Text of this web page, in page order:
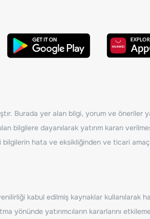
Burada yer alan bilgi, yorum ve öneriler
bilgilere dayanılarak yatırım kararı
hata ve eksikliğinden ve ticari
kabul edilmiş kaynaklar kullanılarak
yönünde yatırımcıların kararlarını